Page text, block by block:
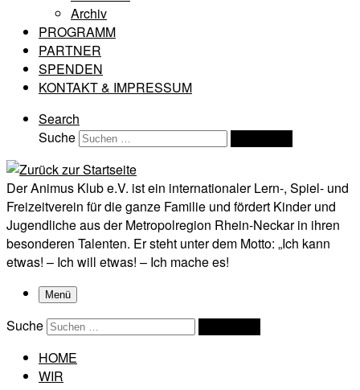
Archiv
PROGRAMM
PARTNER
SPENDEN
KONTAKT & IMPRESSUM
Search
Suche
Der Animus Klub e.V. ist ein internationaler Lern-, Spiel- und
Freizeitverein für die ganze Familie und fördert Kinder und
Jugendliche aus der Metropolregion Rhein-Neckar in ihren
besonderen Talenten. Er steht unter dem Motto: „Ich kann
etwas! – Ich will etwas! – Ich mache es!
Menü
Suche
HOME
WIR